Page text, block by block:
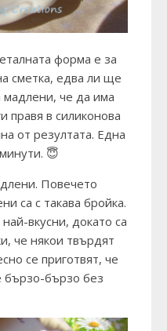
форма е за
сметка, едва ли ще
мадлени, че да има
правя в силиконова
от резултата. Една
😇
Повечето
са с такава бройка.
вкусни, докато са
че някои твърдят
се приготвят, че
бързо-бързо без